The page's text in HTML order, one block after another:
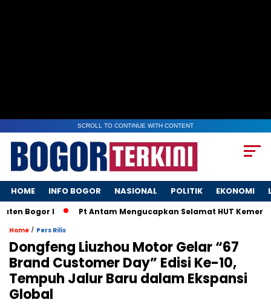
SCROLL TO CONTINUE WITH CONTENT
HOME INFO BOGOR NASIONAL POLITIK EKONOMI
Bogor I Pt Antam Mengucapkan Selamat HUT
Home / Pers Rilis
Dongfeng Liuzhou Motor Gelar “67
Brand Customer Day” Edisi Ke-10,
Tempuh Jalur Baru dalam Ekspansi
Global